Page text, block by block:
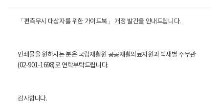
인
보
건
터
로
「편측무시 대상자를 위한 가이드북」 개정 발간을 안내드립니다.
인쇄물을 원하시는 분은 국립재활원 공공재활의료지원과 박새별 주무관
(02-901-1698)로 연락부탁드립니다.
감사합니다.